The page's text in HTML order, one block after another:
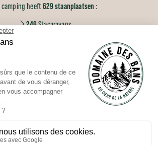
camping heeft629 staanplaatsen :
246Stacaravans
46Touroperator
een natuurvakantie met het gezin in het